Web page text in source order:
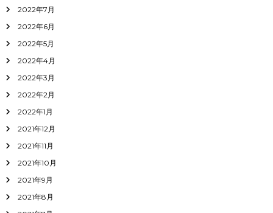
2022年7月
2022年6月
2022年5月
2022年4月
2022年3月
2022年2月
2022年1月
2021年12月
2021年11月
2021年10月
2021年9月
2021年8月